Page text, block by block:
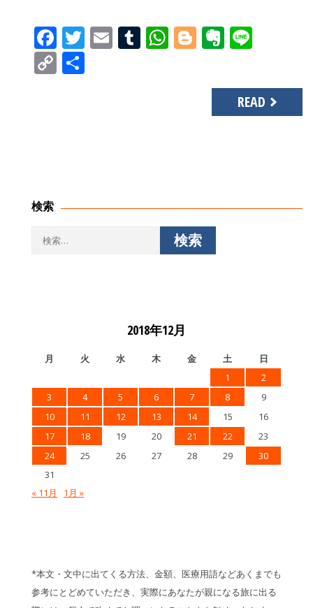
Facebook
Twitter
EmailTumblr
WhatsApp
Blogger
Copy
READ
検索
2018年12月
月 火 水 木 金 土
日
1
2
3
4 5 6 7 8
9
10
11 12 13 14 15
16
17
18 19 20 21 22
23
24
25 26 27 28 29
30
31
« 11月
1月 »
*本文・文中に出てくる方法、金額、医療用語などあくまでも
参考にとどめていただき、実際にあなたが親になる旅に出る